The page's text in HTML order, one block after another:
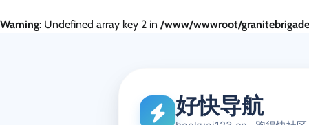
Warning: Undefined array key 2 in /www/wwwroot/